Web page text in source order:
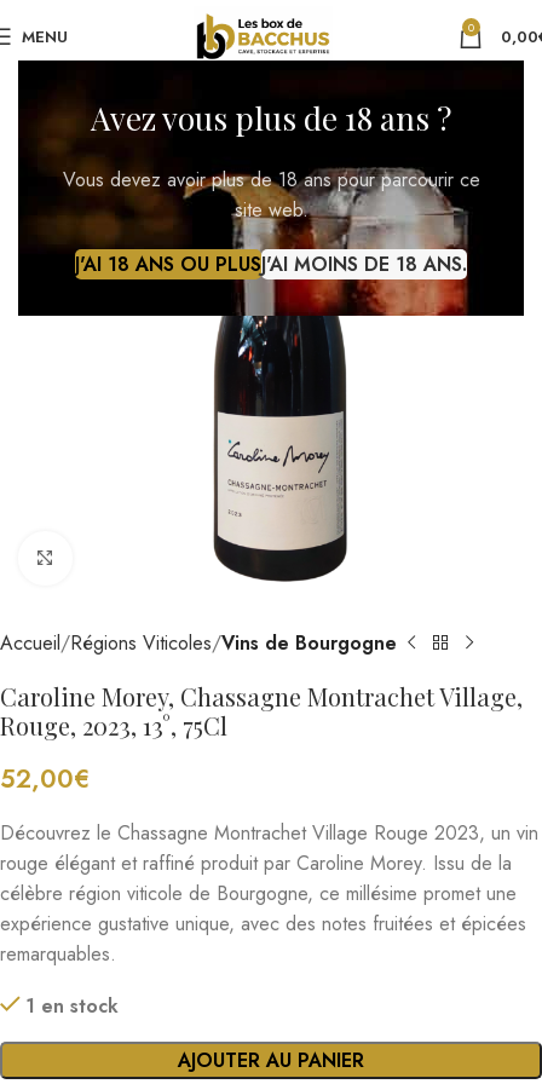
Avez vous plus de 18 ans ?
Vous devez avoir plus de 18 ans pour parcourir ce
site web.
J'AI 18 ANS OU PLUSJ'AI MOINS DE 18 ANS.
MENU 0 0,00
Cliquez pour agrandir
Accueil Régions Viticoles Vins de Bourgogne
Caroline Morey, Chassagne Montrachet Village,
Rouge, 2023, 13°, 75Cl
52,00€
Découvrez le Chassagne Montrachet Village Rouge 2023, un vin
rouge élégant et raffiné produit par Caroline Morey. Issu de la
célèbre région viticole de Bourgogne, ce millésime promet une
expérience gustative unique, avec des notes fruitées et épicées
remarquables.
1 en stock
AJOUTER AU PANIER